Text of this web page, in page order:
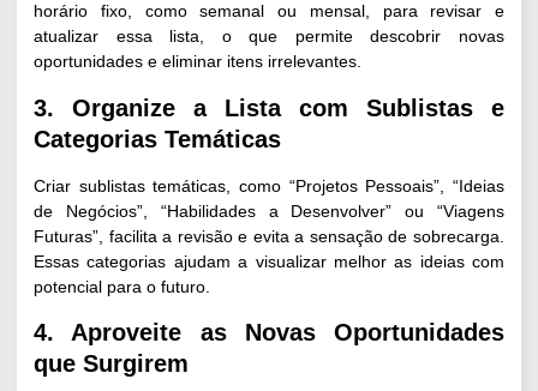
horário fixo, como semanal ou mensal, para revisar e
atualizar essa lista, o que permite descobrir novas
oportunidades e eliminar itens irrelevantes.
3. Organize a Lista com Sublistas e
Categorias Temáticas
Criar sublistas temáticas, como “Projetos Pessoais”, “Ideias
de Negócios”, “Habilidades a Desenvolver” ou “Viagens
Futuras”, facilita a revisão e evita a sensação de sobrecarga.
Essas categorias ajudam a visualizar melhor as ideias com
potencial para o futuro.
4. Aproveite as Novas Oportunidades
que Surgirem